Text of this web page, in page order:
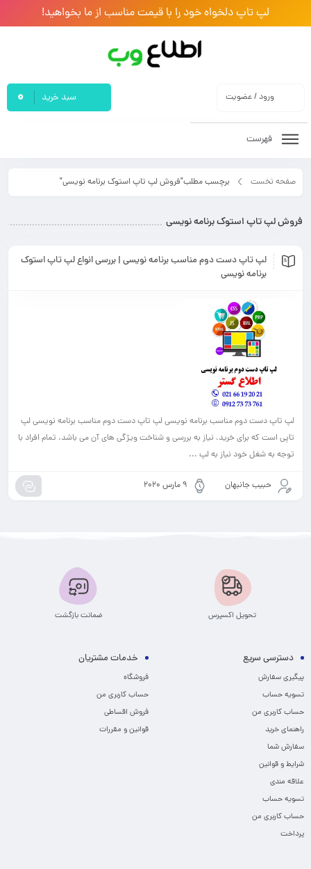
لپ تاپ دلخواه خود را با قیمت مناسب از ما بخواهید!
ورود / عضویت سبد خرید 0
فهرست
صفحه نخست برچسب مطلب"فروش لپ تاپ استوک برنامه نویسی"
فروش لپ تاپ استوک برنامه نویسی
لپ تاپ دست دوم مناسب برنامه نویسی | بررسی انواع لپ تاپ استوک
برنامه نویسی
لپ تاپ دست دوم مناسب برنامه نویسی لپ تاپ دست دوم مناسب برنامه نویسی لپ
تاپی است که برای خرید، نیاز به بررسی و شناخت ویژگی های آن می باشد. تمام افراد با
توجه به شغل خود نیاز به لپ ...
حبیب جانبهان 9 مارس 2020
تحویل اکسپرس ضمانت بازگشت
دسترسی سریع
پیگیری سفارش
تسویه حساب
حساب کاربری من
راهنمای خرید
سفارش شما
شرایط و قوانین
علاقه مندی
تسویه حساب
حساب کاربری من
پرداخت
خدمات مشتریان
فروشگاه
حساب کاربری من
فروش اقساطی
قوانین و مقررات